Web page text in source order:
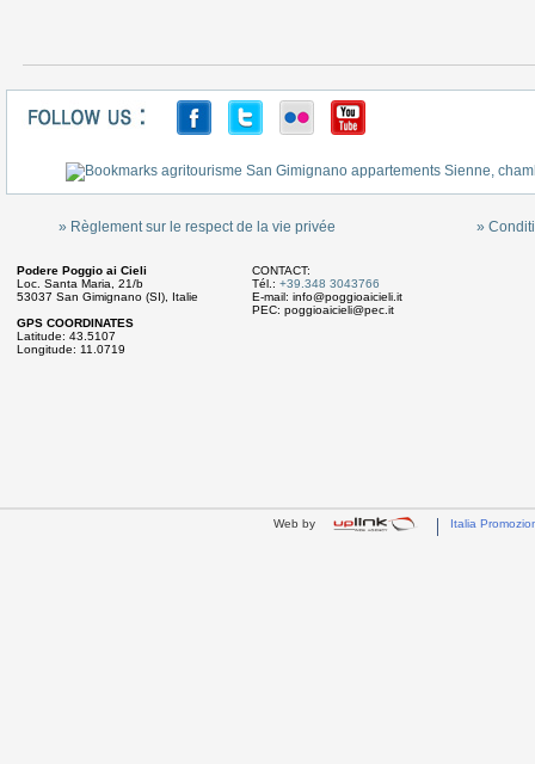
» Règlement sur le respect de la vie privée »
Podere Poggio ai Cieli
Loc. Santa Maria, 21/b
53037 San Gimignano (SI), Italie
GPS COORDINATES
Latitude: 43.5107
Longitude: 11.0719
CONTACT:
Tél.: +39.348 3043766
E-mail: info@poggioaicieli.it
PEC: poggioaicieli@pec.it
Web by Italia